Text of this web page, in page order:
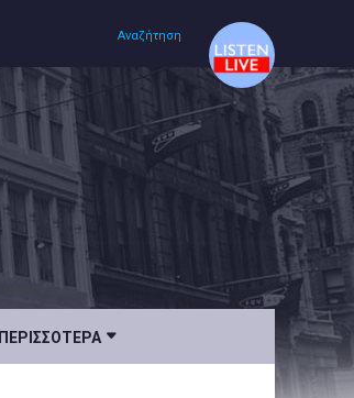
Αναζήτηση
ΠΕΡΙΣΣΌΤΕΡΑ 
Αρχική
Πολιτισμός
Υγεία
Ταξίδια